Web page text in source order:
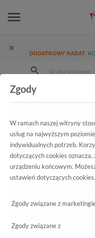
DODATKOWY RABAT
Damskie
Półbuty
Półbuty
Półbuty
Zgody
W ramach naszej witryny
usług na najwyższym
indywidualnych potrzeb.
dotyczących cookies
urządzeniu końcowym.
ustawień dotyczących cookies.
Zgody związane z
Zgody związane z